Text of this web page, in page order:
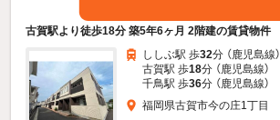
古賀駅より徒歩18分 築5年6ヶ月 2階建の賃貸物件
ししぶ駅 歩32分 （鹿児島線）
古賀駅 歩18分 （鹿児島線）
千鳥駅 歩36分 （鹿児島線）
福岡県古賀市今の庄1丁目